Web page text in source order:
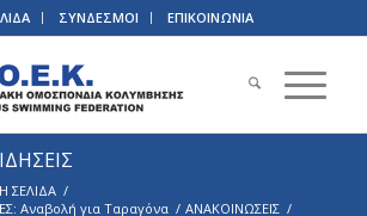
ΣΥΝΔΕΣΜΟΙ ΕΠΙΚΟΙΝΩΝΙΑ
ΣΕΛΙΔΑ /
Αναβολή για Ταραγόνα / ΑΝΑΚΟΙΝΩΣΕΙΣ /